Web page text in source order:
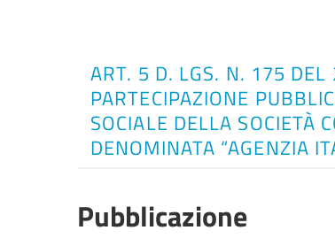
ART. 5 D. LGS. N. 175 DEL
PARTECIPAZIONE
SOCIALE DELLA SOCIETÀ
DENOMINATA “AGENZIA
Pubblicazione